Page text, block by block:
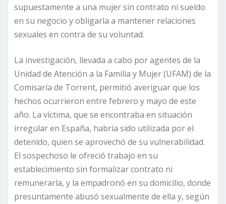
supuestamente a una mujer sin contrato ni sueldo
en su negocio y obligarla a mantener relaciones
sexuales en contra de su voluntad.
La investigación, llevada a cabo por agentes de la
Unidad de Atención a la Familia y Mujer (UFAM) de la
Comisaría de Torrent, permitió averiguar que los
hechos ocurrieron entre febrero y mayo de este
año. La víctima, que se encontraba en situación
irregular en España, habría sido utilizada por el
detenido, quien se aprovechó de su vulnerabilidad.
El sospechoso le ofreció trabajo en su
establecimiento sin formalizar contrato ni
remunerarla, y la empadronó en su domicilio, donde
presuntamente abusó sexualmente de ella y, según